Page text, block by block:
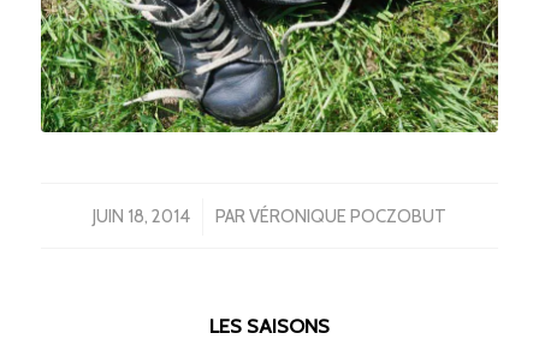
JUIN 18, 2014
/ PARVÉRONIQUE POCZOBUT
LES SAISONS